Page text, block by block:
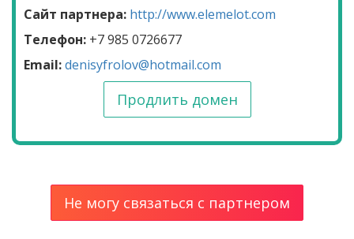
Сайт партнера: http://www.elemelot.com
Телефон: +7 985 0726677
Email:denisyfrolov@hotmail.com
Продлить домен
Не могу связаться с партнером